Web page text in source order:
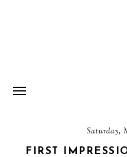
Saturday,
FIRST